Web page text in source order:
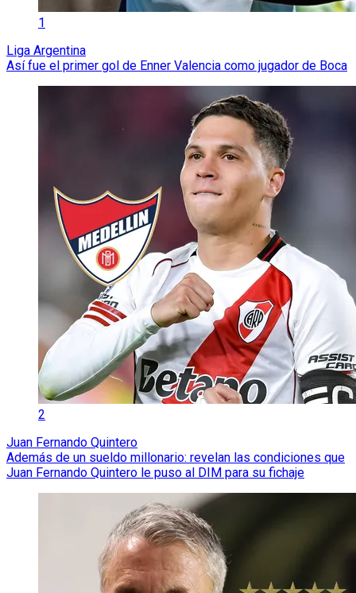
1
Liga Argentina
Así fue el primer gol de Enner Valencia como jugador de Boca
2
Juan Fernando Quintero
Además de un sueldo millonario: revelan las condiciones que
Juan Fernando Quintero le puso al DIM para su fichaje